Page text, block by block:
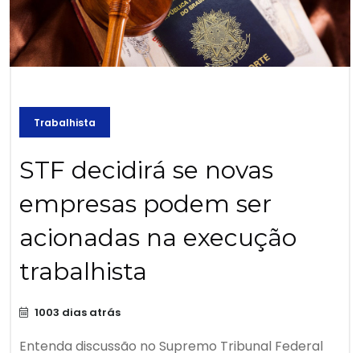
Trabalhista
STF decidirá se novas
empresas podem ser
acionadas na execução
trabalhista
1003 dias atrás
Entenda discussão no Supremo Tribunal Federal